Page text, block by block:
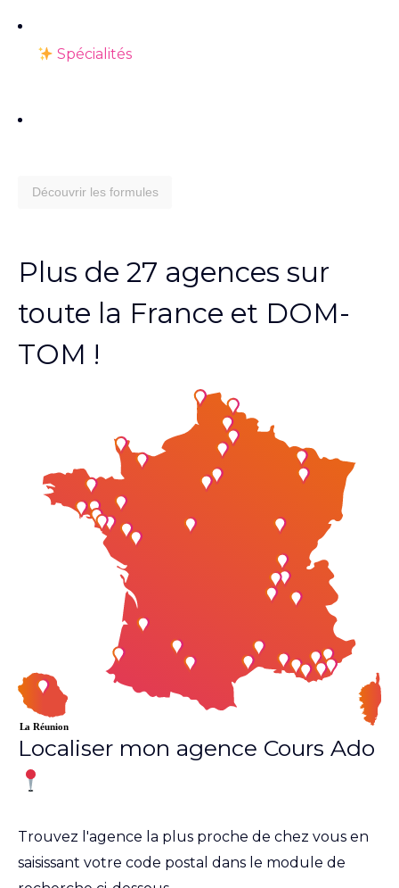
Spécialités
Découvrir les formules
Plus de 27 agences sur
toute la France et DOM-
TOM !
Localiser mon agence Cours Ado
Trouvez l'agence la plus proche de chez vous en
saisissant votre code postal dans le module de